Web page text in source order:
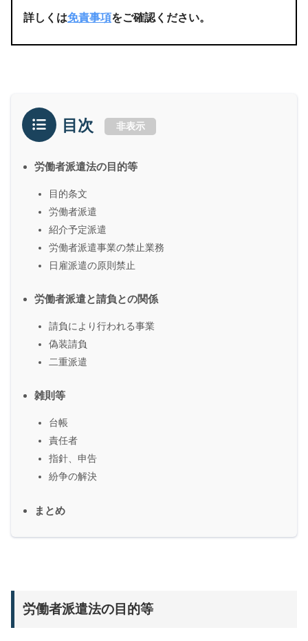
詳しくは免責事項をご確認ください。
目次 非表示
労働者派遣法の目的等
目的条文
労働者派遣
紹介予定派遣
労働者派遣事業の禁止業務
日雇派遣の原則禁止
労働者派遣と請負との関係
請負により行われる事業
偽装請負
二重派遣
雑則等
台帳
責任者
指針、申告
紛争の解決
まとめ
労働者派遣法の目的等